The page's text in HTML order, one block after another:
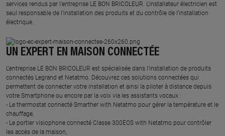
services rendus par l’entreprise LE BON BRICOLEUR. L’installateur électricien est
seul responsable de l’installation des produits et du contrôle de l’installation
électrique.
UN EXPERT EN MAISON CONNECTÉE
L’entreprise LE BON BRICOLEUR est spécialisée dans l’installation de produits
connectés Legrand et Netatmo. Découvrez ces solutions connectées qui
permettent de connecter votre installation et ainsi la piloter à distance depuis
votre Smartphone ou encore par la voix via les assistants vocaux :
- Le thermostat connecté Smarther with Netatmo pour gérer la température et le
chauffage,
- Le portier visiophone connecté Classe 300EOS with Netatmo pour contrôler
les accès de la maison,